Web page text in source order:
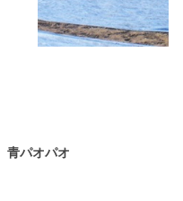
青パオパオ